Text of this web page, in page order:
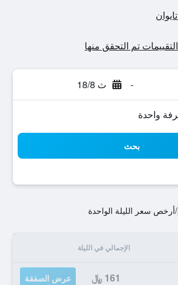
- ث 18/8
بحث
/أرخص سعر الليلة الواحدة
الإجمالي في الليلة
161 ﷼ عرض الصفقة